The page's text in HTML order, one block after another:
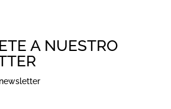
A NUESTRO